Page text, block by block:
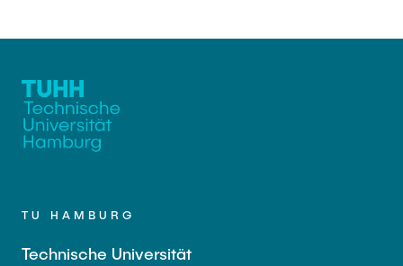
TU HAMBURG
Technische Universität